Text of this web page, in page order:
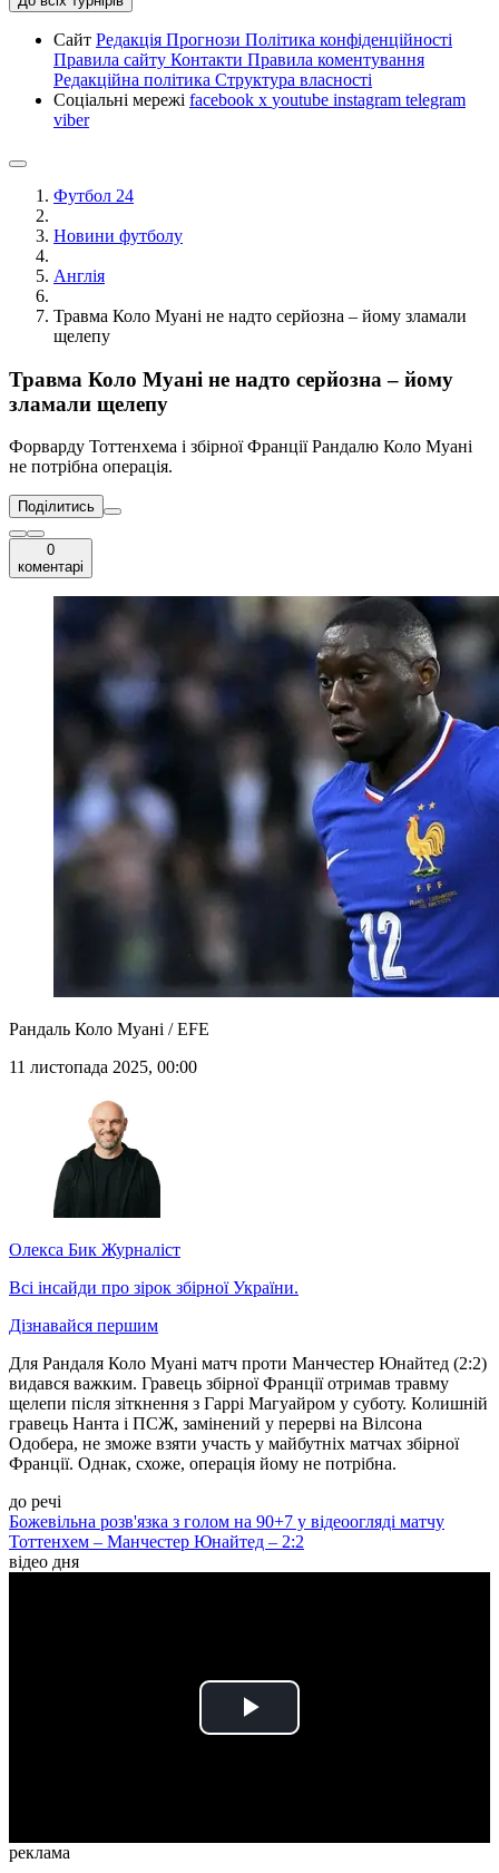
Сайт Редакція Прогнози Політика конфіденційності
Правила сайту Контакти Правила коментування
Редакційна політика Структура власності
Соціальні мережі facebook x youtube instagram telegram
viber
Футбол 24
Новини футболу
Англія
Травма Коло Муані не надто серйозна – йому зламали
щелепу
Травма Коло Муані не надто серйозна – йому
зламали щелепу
Форварду Тоттенхема і збірної Франції Рандалю Коло Муані
не потрібна операція.
Поділитись
0
коментарі
Рандаль Коло Муані / EFE
11 листопада 2025, 00:00
Олекса Бик Журналіст
Всі інсайди про зірок збірної України.
Дізнавайся першим
Для Рандаля Коло Муані матч проти Манчестер Юнайтед (2:2)
видався важким. Гравець збірної Франції отримав травму
щелепи після зіткнення з Гаррі Магуайром у суботу. Колишній
гравець Нанта і ПСЖ, замінений у перерві на Вілсона
Одобера, не зможе взяти участь у майбутніх матчах збірної
Франції. Однак, схоже, операція йому не потрібна.
до речі
Божевільна розв'язка з голом на 90+7 у відеоогляді матчу
Тоттенхем – Манчестер Юнайтед – 2:2
відео дня
Play
реклама